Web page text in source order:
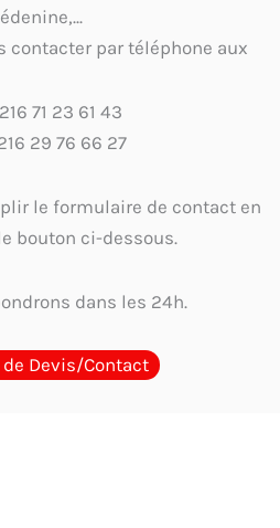
contacter par téléphone aux
71 23 61 43
29 76 66 27
le formulaire de contact en
bouton ci-dessous.
dans les 24h.
Devis/Contact